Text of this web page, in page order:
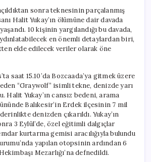
Gelişme:
Akıllı
Saatin
Rolü
için
sonra teknesinin parçalanmış
Halit Yukay’ın ölümüne dair davada
10 kişinin yargılandığı bu davada,
en önemli detaylardan biri,
elde edilecek veriler olarak öne
saat 15.10’da Bozcaada’ya gitmek üzere
“Graywolf” isimli tekne, denizde yarı
Halit Yukay’ın cansız bedeni, arama
Balıkesir’in Erdek ilçesinin 7 mil
denizden çıkarıldı. Yukay’ın
3 Eylül’de, özel eğitimli dalgıçlar
kurtarma gemisi aracılığıyla bulundu
yapılan otopsinin ardından 6
Mezarlığı’na defnedildi.